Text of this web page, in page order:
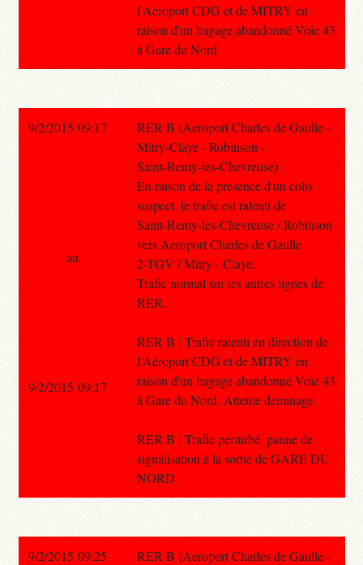
l'Aéroport CDG et de MITRY en
raison d'un bagage abandonné Voie 43
à Gare du Nord
9/2/2015 09:17
RER B (Aeroport Charles de Gaulle -
Mitry-Claye - Robinson -
Saint-Remy-les-Chevreuse) :
En raison de la presence d'un colis
suspect, le trafic est ralenti de
Saint-Remy-les-Chevreuse / Robinson
vers Aeroport Charles de Gaulle
2-TGV / Mitry - Claye.
Trafic normal sur les autres lignes de
RER.
RER B : Trafic ralenti en direction de
l'Aéroport CDG et de MITRY en
raison d'un bagage abandonné Voie 43
à Gare du Nord. Attente déminage.
RER B : Trafic perturbé. panne de
signalisation à la sortie de GARE DU
NORD.
au
9/2/2015 09:17
9/2/2015 09:25
RER B (Aeroport Charles de Gaulle -